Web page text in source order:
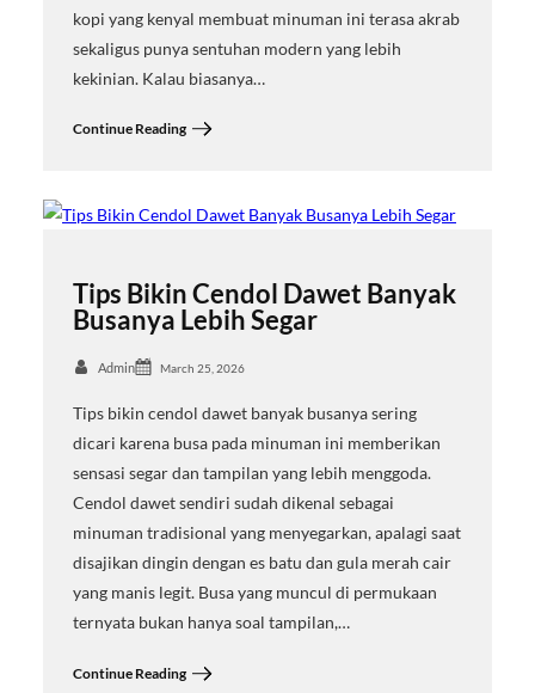
kopi yang kenyal membuat minuman ini terasa akrab
sekaligus punya sentuhan modern yang lebih
kekinian. Kalau biasanya…
Continue Reading
Tips Bikin Cendol Dawet Banyak
Busanya Lebih Segar
Admin March 25, 2026
Tips bikin cendol dawet banyak busanya sering
dicari karena busa pada minuman ini memberikan
sensasi segar dan tampilan yang lebih menggoda.
Cendol dawet sendiri sudah dikenal sebagai
minuman tradisional yang menyegarkan, apalagi saat
disajikan dingin dengan es batu dan gula merah cair
yang manis legit. Busa yang muncul di permukaan
ternyata bukan hanya soal tampilan,…
Continue Reading